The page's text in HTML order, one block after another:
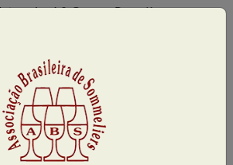
Juvé & Camps, Penedès –
Produtor: Segura Viudas, Penedès